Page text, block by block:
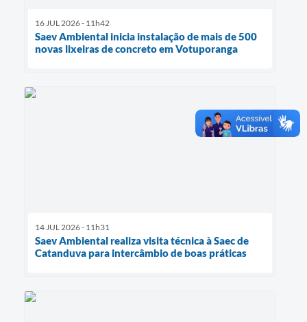
16 JUL 2026 - 11h42
Saev Ambiental inicia instalação de mais de 500
novas lixeiras de concreto em Votuporanga
14 JUL 2026 - 11h31
Saev Ambiental realiza visita técnica à Saec de
Catanduva para intercâmbio de boas práticas